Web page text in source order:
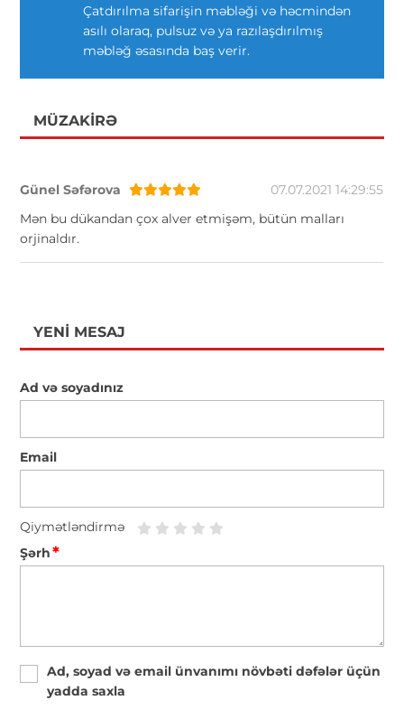
Çatdırılma sifarişin məbləği və həcmindən
asılı olaraq, pulsuz və ya razılaşdırılmış
məbləğ əsasında baş verir.
MÜZAKIRƏ
Günel Səfərova
07.07.2021 14:29:55
Mən bu dükandan çox alver etmişəm, bütün malları
orjinaldır.
YENI MESAJ
Ad və soyadınız
Email
Qiymətləndirmə
Şərh*
Ad, soyad və email ünvanımı növbəti dəfələr üçün
yadda saxla